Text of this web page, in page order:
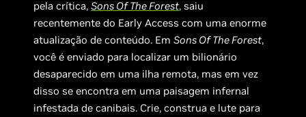
pela crítica,Sons Of The Forest, saiu
recentemente do Early Access com uma enorme
atualização de conteúdo. EmSons Of The Forest,
você é enviado para localizar um bilionário
desaparecido em uma ilha remota, mas em vez
disso se encontra em uma paisagem infernal
infestada de canibais. Crie, construa e lute para